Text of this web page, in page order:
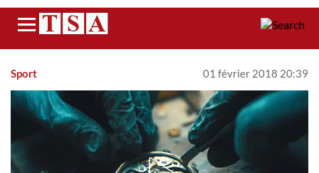
Menu
Sport 01 février 2018 20:39